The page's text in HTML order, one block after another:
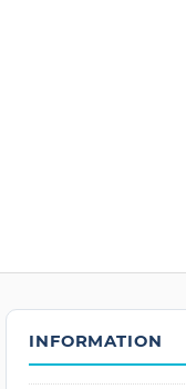
INFORMATION